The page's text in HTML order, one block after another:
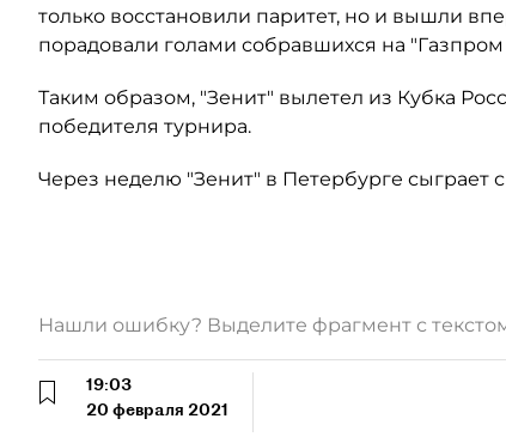
только восстановили паритет, но и вышли
порадовали голами собравшихся на
Таким образом, "Зенит" вылетел из Кубка
победителя турнира.
Через неделю "Зенит" в Петербурге сыграет
Нашли ошибку? Выделите фрагмент с
19:03
20 февраля 2021